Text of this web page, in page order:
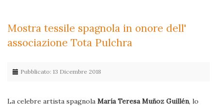
Mostra tessile spagnola in onore dell'
associazione Tota Pulchra
Pubblicato: 13 Dicembre 2018
La celebre artista spagnola María Teresa Muñoz Guillén, lo